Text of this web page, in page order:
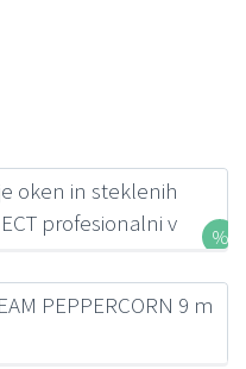
oken in steklenih
profesionalni v
PEPPERCORN 9 m